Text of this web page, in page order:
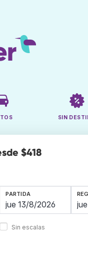
SIN
$418
PARTIDA
Sin escalas